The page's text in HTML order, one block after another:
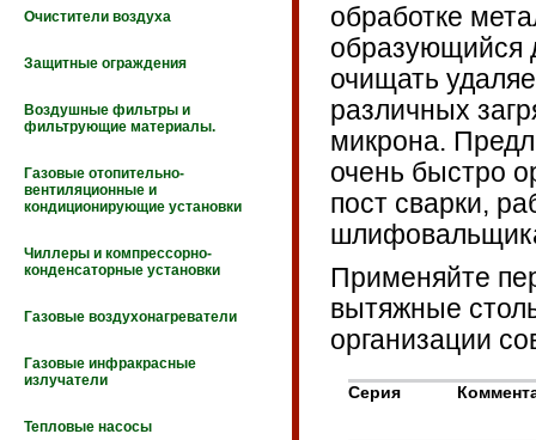
Очистители воздуха
Защитные ограждения
Воздушные фильтры и
фильтрующие материалы.
Газовые отопительно-
вентиляционные и
кондиционирующие установки
Чиллеры и компрессорно-
конденсаторные установки
Газовые воздухонагреватели
Газовые инфракрасные
излучатели
Тепловые насосы
обработке
образующийся
очищать
различных
микрона.
очень быстро
пост сварки,
Применяйте
вытяжные
организации
Серия